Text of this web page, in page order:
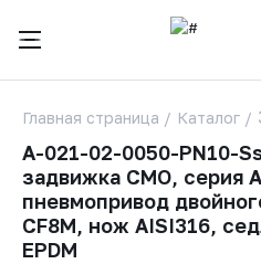
Главная страница / Каталог /
A-021-02-0050-PN10-
задвижка СМО, серия
пневмопривод
CF8M, нож AISI316,
EPDM